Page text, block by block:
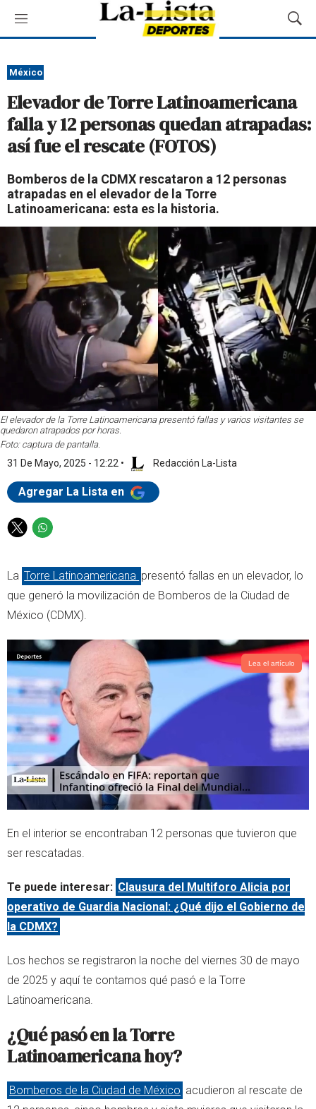
M
e
ú
M
o
a
r
B
México
Elevador de Torre Latinoamericana
falla y 12 personas quedan atrapadas:
así fue el rescate (FOTOS)
Bomberos de la CDMX rescataron a 12 personas
atrapadas en el elevador de la Torre
Latinoamericana: esta es la historia.
El elevador de la Torre Latinoamericana presentó fallas y varios visitantes se
quedaron atrapados por horas.
Foto: captura de pantalla.
31 De Mayo, 2025 - 12:22 • Redacción La-Lista
Agregar La Lista en
T
t
t
e
r
W
a
t
s
p
p
La Torre Latinoamericana presentó fallas en un elevador, lo
que generó la movilización de Bomberos de la Ciudad de
México (CDMX).
Lea el artículo
En el interior se encontraban 12 personas que tuvieron que
ser rescatadas.
Te puede interesar: Clausura del Multiforo Alicia por
operativo de Guardia Nacional: ¿Qué dijo el Gobierno de
la CDMX?
Los hechos se registraron la noche del viernes 30 de mayo
de 2025 y aquí te contamos qué pasó e la Torre
Latinoamericana.
¿Qué pasó en la Torre
Latinoamericana hoy?
Bomberos de la Ciudad de México acudieron al rescate de